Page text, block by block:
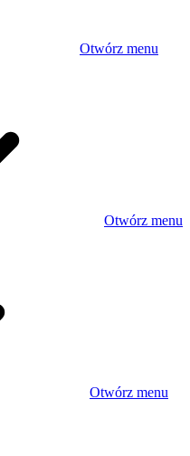
Otwórz menu
Otwórz menu
Otwórz menu